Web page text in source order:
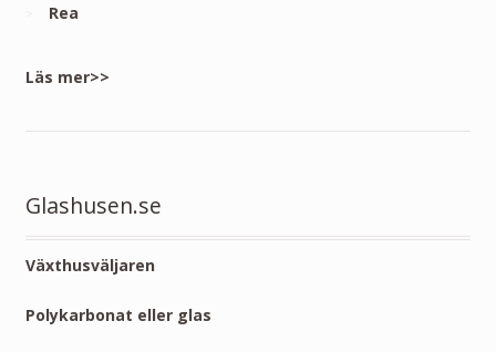
Rea
Läs mer>>
Glashusen.se
Växthusväljaren
Polykarbonat eller glas